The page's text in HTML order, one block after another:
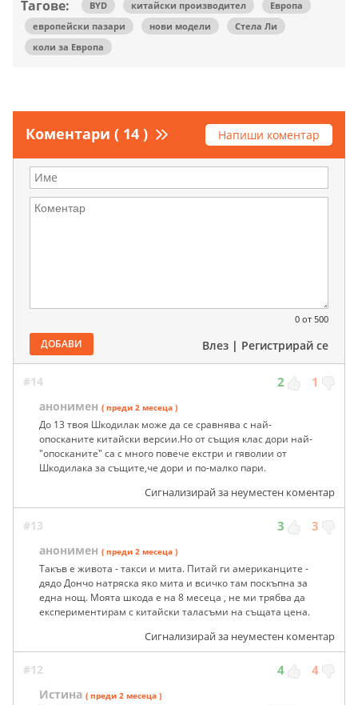
Тагове: BYD китайски производител
Европа
европейски пазари
нови модели
Стела Ли
коли за Европа
Коментари ( 14 ) Напиши коментар
0 от 500
ДОБАВИ Влез | Регистрирай се
#14 2 1
анонимен ( преди 2 месеца )
До 13 твоя Шкодилак може да се сравнява с най-
опосканите китайски версии.Но от същия клас дори най-
"опосканите" са с много повече екстри и гяволии от
Шкодилака за същите,че дори и по-малко пари.
Сигнализирай за неуместен коментар
#13 3 3
анонимен ( преди 2 месеца )
Такъв е живота - такси и мита. Питай ги американците -
дядо Дончо натряска яко мита и всичко там поскъпна за
една нощ. Моята шкода е на 8 месеца , не ми трябва да
експериментирам с китайски таласъми на същата цена.
Сигнализирай за неуместен коментар
#12 4 4
Истина ( преди 2 месеца )